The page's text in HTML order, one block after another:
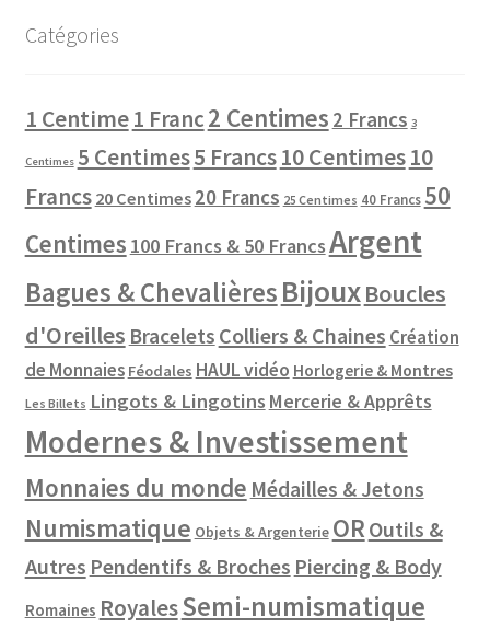
Catégories
1 Centime1 Franc2 Centimes 2 Francs 3
Centimes 5 Centimes5 Francs10 Centimes10
Francs 20 Centimes 20 Francs 25 Centimes 40 Francs 50
Centimes 100 Francs & 50 FrancsArgent
Bagues & ChevalièresBijouxBoucles
d'Oreilles Bracelets Colliers & Chaines Création
de Monnaies Féodales HAUL vidéo Horlogerie & Montres
Les Billets Lingots & Lingotins Mercerie & Apprêts
Modernes & Investissement
Monnaies du monde Médailles & Jetons
Numismatique Objets & Argenterie OR Outils &
Autres Pendentifs & Broches Piercing & Body
Romaines RoyalesSemi-numismatique